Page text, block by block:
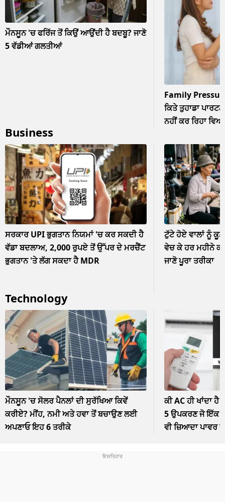
ਮੌਨਸੂਨ 'ਚ ਫਰਿੱਜ ਤੋਂ ਕਿਉਂ ਆਉਂਦੀ ਹੈ ਬਦਬੂ? ਜਾਣੋ
5 ਵੱਡੀਆਂ ਗਲਤੀਆਂ
Family
ਕਿਤੇ ਤੁਹਾਡਾ
ਨਹੀਂ ਕਰ ਰਿਹਾ
Business
ਸਰਕਾਰ UPI ਭੁਗਤਾਨ ਨਿਯਮਾਂ 'ਚ ਕਰ ਸਕਦੀ ਹੈ
ਵੱਡਾ ਬਦਲਾਅ, 2,000 ਰੁਪਏ ਤੋਂ ਉੱਪਰ ਦੇ ਮਰਚੈਂਟ
ਭੁਗਤਾਨ 'ਤੇ ਲੱਗ ਸਕਦਾ ਹੈ MDR
ਟੁੱਟੇ ਹੋਏ ਵਾਲਾਂ ਨੂੰ
ਵੇਚ ਕੇ ਹਰ ਮਹੀਨੇ
ਜਾਣੋ ਪੂਰਾ ਤਰੀਕਾ
Technology
ਮੌਨਸੂਨ 'ਚ ਸੋਲਰ ਪੈਨਲਾਂ ਦੀ ਸੁਰੱਖਿਆ ਕਿਵੇਂ
ਕਰੀਏ? ਮੀਂਹ, ਨਮੀ ਅਤੇ ਹਵਾ ਤੋਂ ਬਚਾਉਣ ਲਈ
ਅਪਣਾਓ ਇਹ 6 ਤਰੀਕੇ
ਕੀ AC ਹੀ ਖਾਂਦਾ
5 ਉਪਕਰਣ ਜੋ ਇੱਕ
ਵੀ ਜ਼ਿਆਦਾ ਪਾਵਰ